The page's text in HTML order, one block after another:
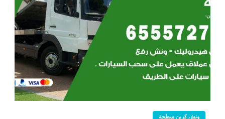
ونش كرين سطحة